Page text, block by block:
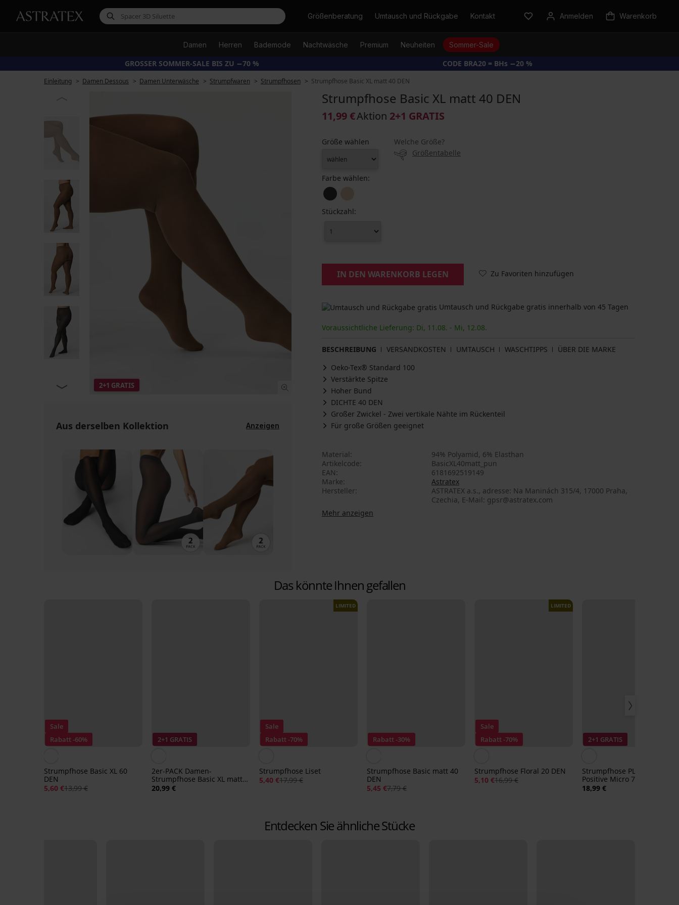
SucheGrößenberatung Umtausch und Rückgabe Kontakt Anmelden Warenkorb
Damen Herren Bademode Nachtwäsche Premium Neuheiten Sommer-Sale
GROSSER SOMMER-SALE BIS ZU −70 % CODE BRA20 = BHs −20 %
Einleitung Damen Dessous Damen Unterwäsche Strumpfwaren Strumpfhosen Strumpfhose Basic XL matt 40 DEN
2+1 GRATIS
Aus derselben Kollektion Anzeigen
Strumpfhose Basic XL matt 40 DEN
11,99 €Aktion 2+1 GRATIS
Größe wählen
Welche Größe?
Größentabelle
Farbe wählen:
Stückzahl:
IN DEN WARENKORB LEGEN Zu Favoriten hinzufügen
Umtausch und Rückgabe gratis innerhalb von 45 Tagen
Voraussichtliche Lieferung: Di, 11.08. - Mi, 12.08.
BESCHREIBUNG VERSANDKOSTEN UMTAUSCH WASCHTIPPS
ÜBER DIE MARKE
Oeko-Tex® Standard 100
Verstärkte Spitze
Hoher Bund
DICHTE 40 DEN
Großer Zwickel - Zwei vertikale Nähte im Rückenteil
Für große Größen geeignet
Material
94% Polyamid, 6% Elasthan
Artikelcode
BasicXL40matt_pun
EAN
6181692519149
Marke
Astratex
Hersteller
ASTRATEX a.s., adresse: Na Maninách 315/4, 17000 Praha,
Czechia, E-Mail: gpsr@astratex.com
Mehr anzeigen
Das könnte Ihnen gefallen
Sale
Rabatt -60%
Strumpfhose Basic XL 60
DEN
5,60 €13,99 €
2+1 GRATIS
2er-PACK Damen-
Strumpfhose Basic XL matt
40 DEN
20,99 €
Sale
Rabatt -70%
LIMITED
Strumpfhose Liset
5,40 €17,99 €
Rabatt -30%
Strumpfhose Basic matt 40
DEN
5,45 €7,79 €
Sale
Rabatt -70%
LIMITED
Strumpfhose Floral 20 DEN
5,10 €16,99 €
2+1 GRATIS
Strumpfhose PLUS SIZE
Positive Micro 70 DEN
18,99 €
Entdecken Sie ähnliche Stücke